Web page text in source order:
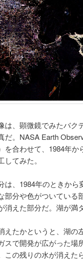
は、顕微鏡でみたバ
だ。NASA Earth
を合わせて、1984年か
してみた。
は、1984年のときか
部分や色がついている
消えた部分だ。湖が満
えたかというと、湖の
スで開発が広がった場
この残りの水が消えた